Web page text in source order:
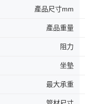
產品尺寸mm
產品重量
阻力
坐墊
最大承重